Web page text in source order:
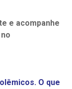
e acompanhe
O que